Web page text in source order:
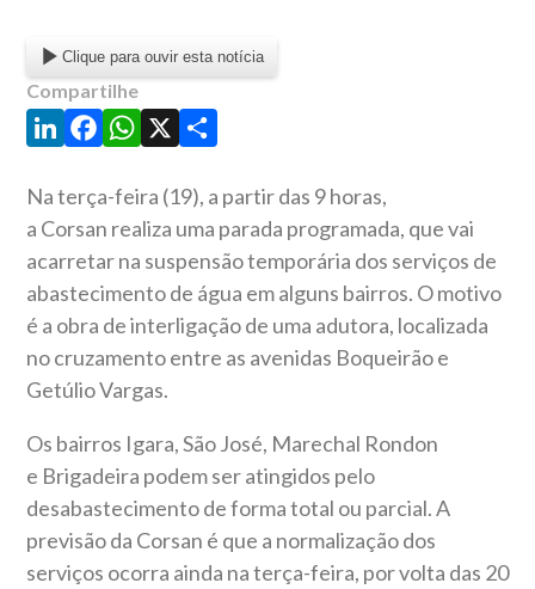
Clique para ouvir esta notícia
Compartilhe
LinkedIn
Facebook
WhatsApp
X Share
Na terça-feira (19), a partir das 9 horas,
a Corsan realiza uma parada programada, que vai
acarretar na suspensão temporária dos serviços de
abastecimento de água em alguns bairros. O motivo
é a obra de interligação de uma adutora, localizada
no cruzamento entre as avenidas Boqueirão e
Getúlio Vargas.
Os bairros Igara, São José, Marechal Rondon
e Brigadeira podem ser atingidos pelo
desabastecimento de forma total ou parcial. A
previsão da Corsan é que a normalização dos
serviços ocorra ainda na terça-feira, por volta das 20